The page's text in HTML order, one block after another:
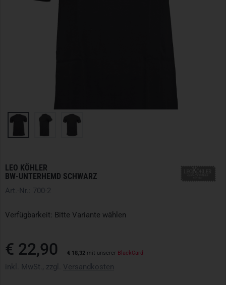
LEO KÖHLER
BW-UNTERHEMD SCHWARZ
Art.-Nr.: 700-2
Verfügbarkeit: Bitte Variante wählen
€ 22,90 € 18,32 mit unserer BlackCard
inkl. MwSt., zzgl. Versandkosten